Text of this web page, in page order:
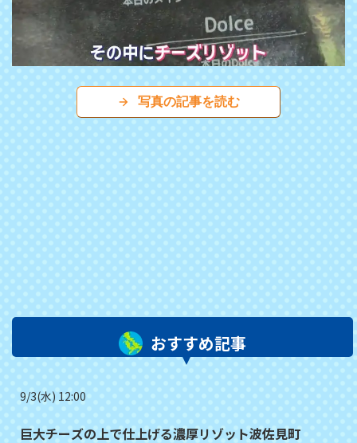
写真の記事を読む
おすすめ記事
9/3(水) 12:00
巨大チーズの上で仕上げる濃厚リゾット波佐見町